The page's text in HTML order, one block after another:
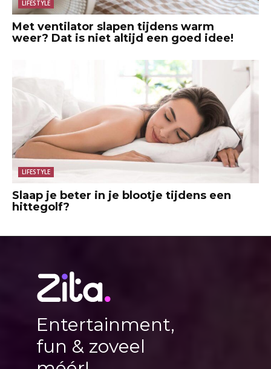
LIFESTYLE
Met ventilator slapen tijdens warm
weer? Dat is niet altijd een goed idee!
LIFESTYLE
Slaap je beter in je blootje tijdens een
hittegolf?
Entertainment,
fun & zoveel